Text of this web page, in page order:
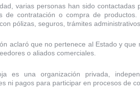
varias personas han sido
de contratación o compra de
pólizas, seguros, trámites
aclaró que no pertenece al Estado y
o aliados comerciales.
es una organización privada,
ni pagos para participar en procesos de